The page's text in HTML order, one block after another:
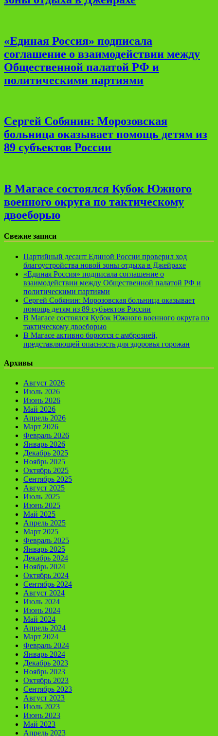
«Единая Россия» подписала
соглашение о взаимодействии между
Общественной палатой РФ и
политическими партиями
Сергей Собянин: Морозовская
больница оказывает помощь детям из
89 субъектов России
В Магасе состоялся Кубок Южного
военного округа по тактическому
двоеборью
Свежие записи
Партийный десант Единой России проверил ход
благоустройства новой зоны отдыха в Джейрахе
«Единая Россия» подписала соглашение о
взаимодействии между Общественной палатой РФ и
политическими партиями
Сергей Собянин: Морозовская больница оказывает
помощь детям из 89 субъектов России
В Магасе состоялся Кубок Южного военного округа по
тактическому двоеборью
В Магасе активно борются с амброзией,
представляющей опасность для здоровья горожан
Архивы
Август 2026
Июль 2026
Июнь 2026
Май 2026
Апрель 2026
Март 2026
Февраль 2026
Январь 2026
Декабрь 2025
Ноябрь 2025
Октябрь 2025
Сентябрь 2025
Август 2025
Июль 2025
Июнь 2025
Май 2025
Апрель 2025
Март 2025
Февраль 2025
Январь 2025
Декабрь 2024
Ноябрь 2024
Октябрь 2024
Сентябрь 2024
Август 2024
Июль 2024
Июнь 2024
Май 2024
Апрель 2024
Март 2024
Февраль 2024
Январь 2024
Декабрь 2023
Ноябрь 2023
Октябрь 2023
Сентябрь 2023
Август 2023
Июль 2023
Июнь 2023
Май 2023
Апрель 2023